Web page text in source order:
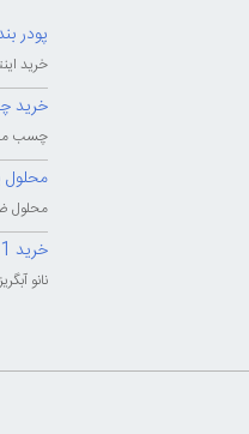
محلول پاک
خرید 1 لیتری پوشش نانو آبگریز کننده...
نانو